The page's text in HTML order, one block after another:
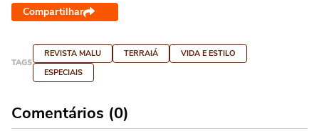
Compartilhar
TAGS
REVISTA MALU TERRAIÁ
VIDA E ESTILO
ESPECIAIS
Comentários (0)